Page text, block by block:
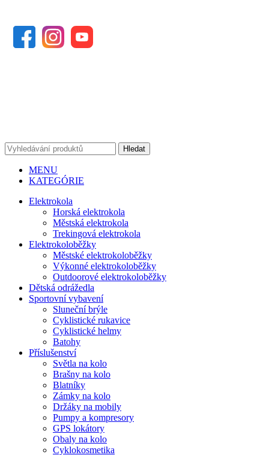
Hledat
MENU
KATEGÓRIE
Elektrokola
Horská elektrokola
Městská elektrokola
Trekingová elektrokola
Elektrokoloběžky
Městské elektrokoloběžky
Výkonné elektrokoloběžky
Outdoorové elektrokoloběžky
Dětská odrážedla
Sportovní vybavení
Sluneční brýle
Cyklistické rukavice
Cyklistické helmy
Batohy
Příslušenství
Světla na kolo
Brašny na kolo
Blatníky
Zámky na kolo
Držáky na mobily
Pumpy a kompresory
GPS lokátory
Obaly na kolo
Cyklokosmetika